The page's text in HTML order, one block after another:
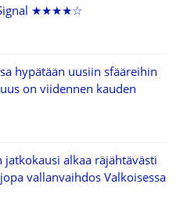
Signal ★★★★☆
hypätään uusiin sfääreihin
on viidennen kauden
alkaa räjähtävästi
vallanvaihdos Valkoisessa